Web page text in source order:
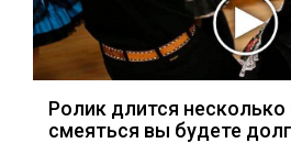
Ролик длится несколько
смеяться вы будете